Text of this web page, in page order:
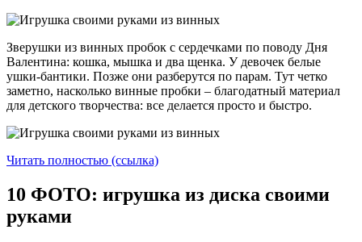
Зверушки из винных пробок с сердечками по поводу Дня
Валентина: кошка, мышка и два щенка. У девочек белые
ушки-бантики. Позже они разберутся по парам. Тут четко
заметно, насколько винные пробки – благодатный материал
для детского творчества: все делается просто и быстро.
Читать полностью (ссылка)
10 ФОТО: игрушка из диска своими
руками